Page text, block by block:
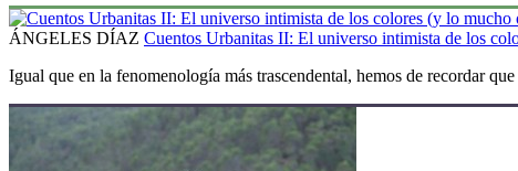
ÁNGELES DÍAZ Cuentos Urbanitas II: El universo intimista de los
Igual que en la fenomenología más trascendental, hemos de recordar